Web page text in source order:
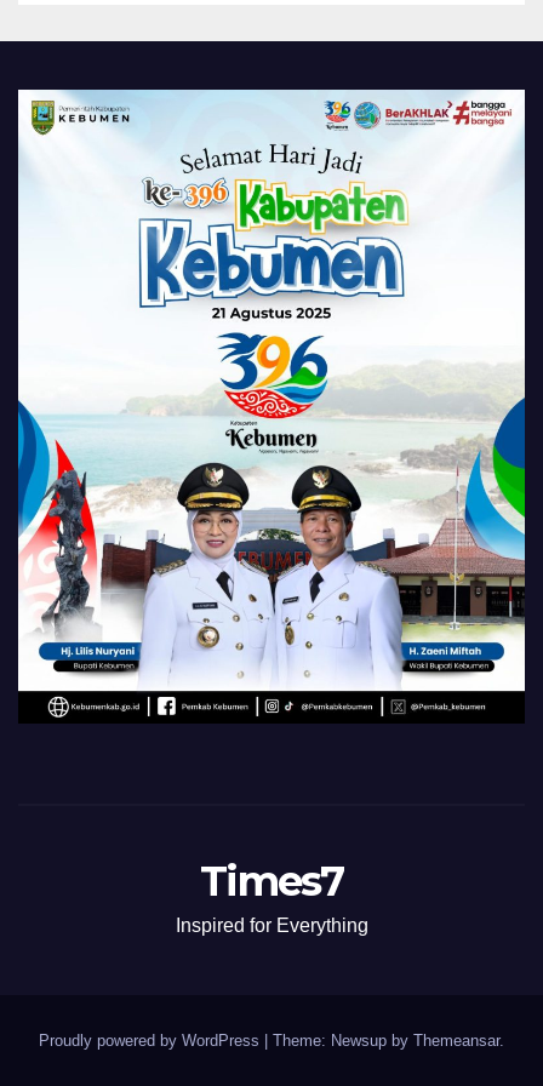
Times7
Inspired for Everything
Proudly powered by WordPress Theme: Newsup by Themeansar.